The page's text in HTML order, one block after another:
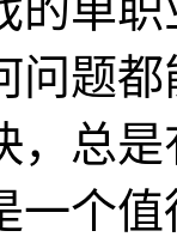
问题
，总
一个